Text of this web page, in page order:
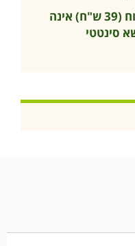
* שימו לב כי עלות המשלוח (39 ש"ח) אינה
סינטטי